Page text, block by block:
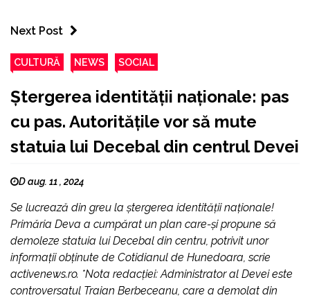
Next Post
CULTURĂ NEWS SOCIAL
Ștergerea identității naționale: pas
cu pas. Autoritățile vor să mute
statuia lui Decebal din centrul Devei
D aug. 11 , 2024
Se lucrează din greu la ștergerea identității naționale!
Primăria Deva a cumpărat un plan care-și propune să
demoleze statuia lui Decebal din centru, potrivit unor
informații obținute de Cotidianul de Hunedoara, scrie
activenews.ro. *Nota redacției: Administrator al Devei este
controversatul Traian Berbeceanu, care a demolat din